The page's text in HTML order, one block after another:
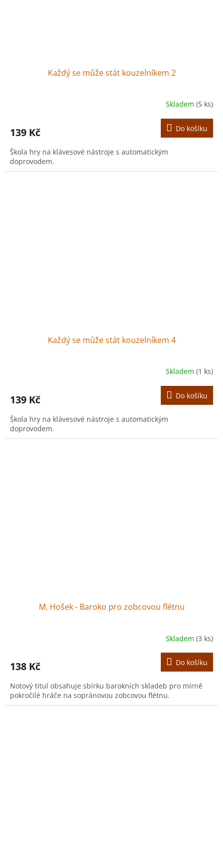
Každý se může stát kouzelníkem 2
Skladem (5 ks)
139 Kč Do košíku
Škola hry na klávesové nástroje s automatickým
doprovodem.
Každý se může stát kouzelníkem 4
Skladem (1 ks)
139 Kč Do košíku
Škola hry na klávesové nástroje s automatickým
doprovodem.
M. Hošek - Baroko pro zobcovou flétnu
Skladem (3 ks)
138 Kč Do košíku
Notový titul obsahuje sbírku barokních skladeb pro mírně
pokročilé hráče na sopránovou zobcovou flétnu.